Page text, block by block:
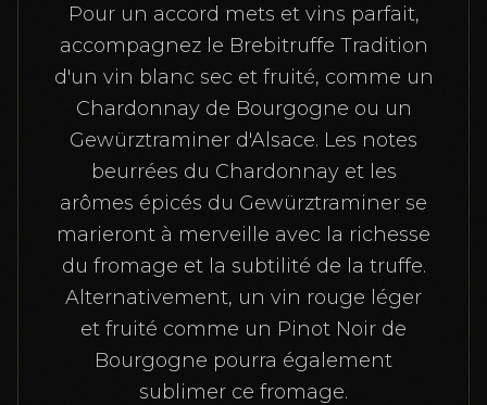
Pour un accord mets et vins parfait,
accompagnez le Brebitruffe Tradition
d'un vin blanc sec et fruité, comme un
Chardonnay de Bourgogne ou un
Gewürztraminer d'Alsace. Les notes
beurrées du Chardonnay et les
arômes épicés du Gewürztraminer se
marieront à merveille avec la richesse
du fromage et la subtilité de la truffe.
Alternativement, un vin rouge léger
et fruité comme un Pinot Noir de
Bourgogne pourra également
sublimer ce fromage.